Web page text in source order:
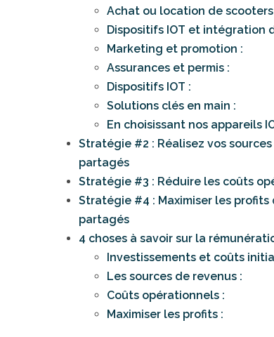
Achat ou location de scooters
Dispositifs IOT et intégration
Marketing et promotion :
Assurances et permis :
Dispositifs IOT :
Solutions clés en main :
En choisissant nos appareils
Stratégie #2 : Réalisez vos
partagés
Stratégie #3 : Réduire les coûts
Stratégie #4 : Maximiser les
partagés
4 choses à savoir sur la
Investissements et coûts
Les sources de revenus :
Coûts opérationnels :
Maximiser les profits :